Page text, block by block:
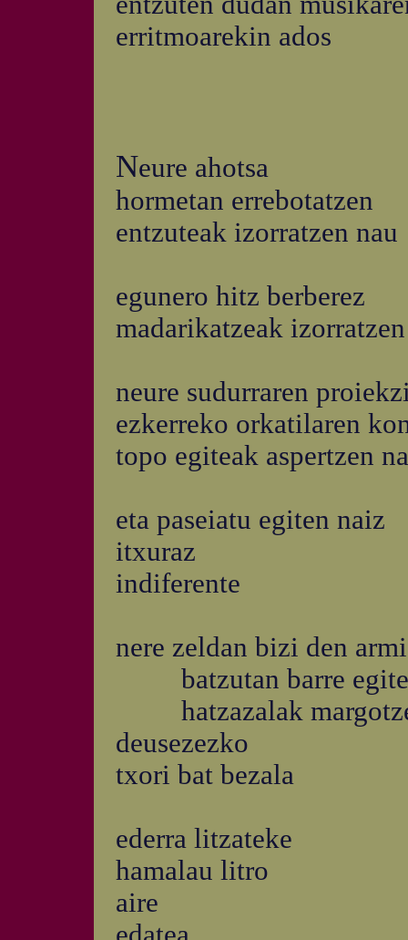
erritmoarekin ados
Neure ahotsa
hormetan errebotatzen
entzuteak izorratzen nau
egunero hitz berberez
madarikatzeak
neure sudurraren
ezkerreko orkatilaren
topo egiteak aspertzen
eta paseiatu egiten naiz
itxuraz
indiferente
nere zeldan bizi den
batzutan barre
hatzazalak
deusezezko
txori bat bezala
ederra litzateke
hamalau litro
aire